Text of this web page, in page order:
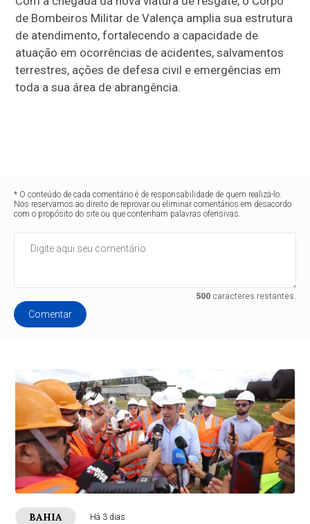
de Bombeiros Militar de Valença amplia sua estrutura
de atendimento, fortalecendo a capacidade de
atuação em ocorrências de acidentes, salvamentos
terrestres, ações de defesa civil e emergências em
toda a sua área de abrangência.
* O conteúdo de cada comentário é de responsabilidade de quem realizá-lo.
Nos reservamos ao direito de reprovar ou eliminar comentários em desacordo
com o propósito do site ou que contenham palavras ofensivas.
500caracteres restantes.
Comentar
BAHIA Há 3 dias